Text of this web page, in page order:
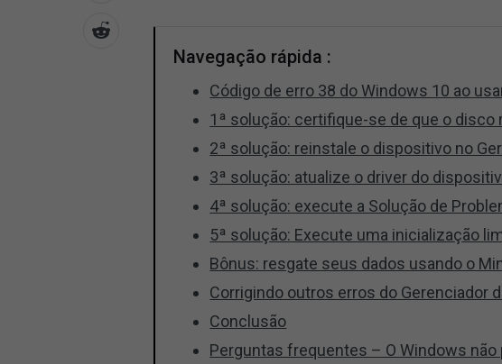
Navegação rápida :
Código de erro 38 do Windows 10 ao
1ª solução: certifique-se de que o disco
2ª solução: reinstale o dispositivo no
3ª solução: atualize o driver do
4ª solução: execute a Solução de
5ª solução: Execute uma inicialização
Bônus: resgate seus dados usando o
Corrigindo outros erros do Gerenciador
Conclusão
Perguntas frequentes – O Windows